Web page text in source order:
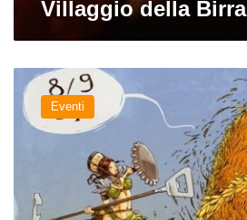
Villaggio della Birra
Italia
chiama
Belgio:
Villaggio
2012
Eventi